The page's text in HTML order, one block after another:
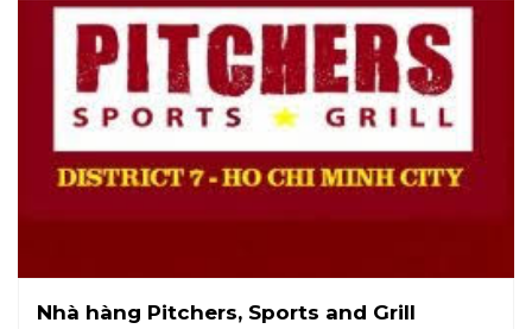
Nhà hàng Pitchers, Sports and Grill